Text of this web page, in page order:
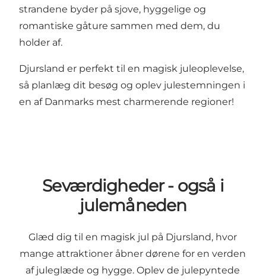
strandene byder på sjove, hyggelige og
romantiske gåture sammen med dem, du
holder af.
Djursland er perfekt til en magisk juleoplevelse,
så planlæg dit besøg og oplev julestemningen i
en af Danmarks mest charmerende regioner!
Seværdigheder - også i
julemåneden
Glæd dig til en magisk jul på Djursland, hvor
mange attraktioner åbner dørene for en verden
af juleglæde og hygge. Oplev de julepyntede